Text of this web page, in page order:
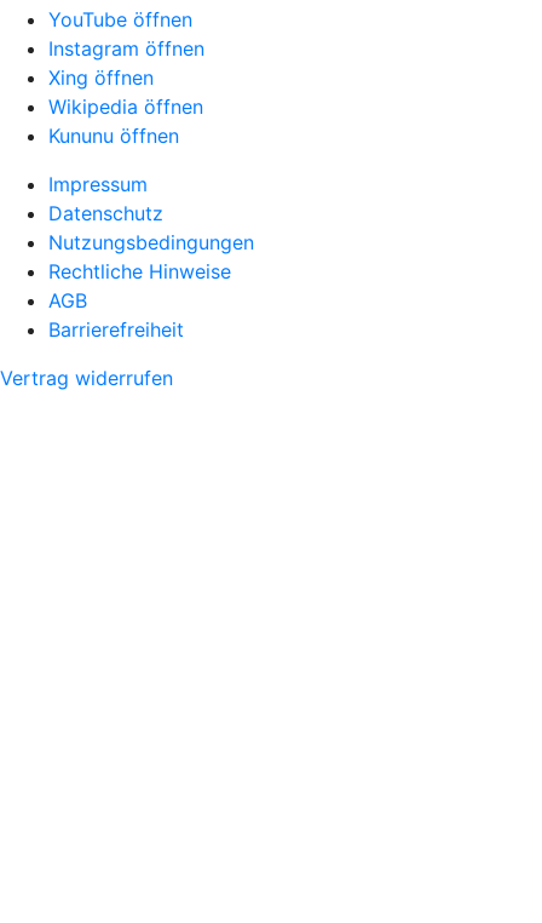
YouTube öffnen
Instagram öffnen
Xing öffnen
Wikipedia öffnen
Kununu öffnen
Impressum
Datenschutz
Nutzungsbedingungen
Rechtliche Hinweise
AGB
Barrierefreiheit
Vertrag widerrufen